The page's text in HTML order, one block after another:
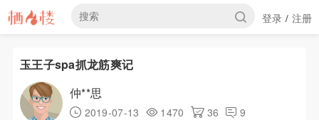
登录 / 注册
玉王子spa抓龙筋爽记
仲**思
2019-07-13 1470 36 9